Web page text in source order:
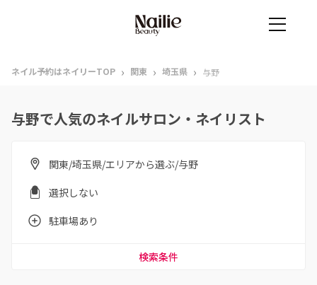
ネイル予約はネイリーTOP › 関東 › 埼玉県 › 与野
与野で人気のネイルサロン・ネイリスト
関東/埼玉県/エリアから選ぶ/与野
選択しない
駐車場あり
検索条件